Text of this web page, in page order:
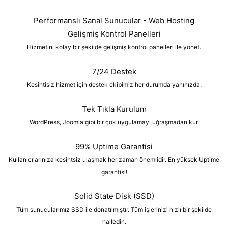
Performanslı Sanal Sunucular - Web Hosting
Gelişmiş Kontrol Panelleri
Hizmetini kolay bir şekilde gelişmiş kontrol panelleri ile yönet.
7/24 Destek
Kesintisiz hizmet için destek ekibimiz her durumda yanınızda.
Tek Tıkla Kurulum
WordPress, Joomla gibi bir çok uygulamayı uğraşmadan kur.
99% Uptime Garantisi
Kullanıcılarınıza kesintsiz ulaşmak her zaman önemlidir. En yüksek Uptime
garantisi!
Solid State Disk (SSD)
Tüm sunucularımız SSD ile donatılmıştır. Tüm işlerinizi hızlı bir şekilde
halledin.